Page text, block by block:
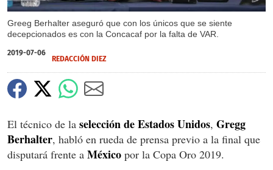
Greeg Berhalter aseguró que con los únicos que se siente
decepcionados es con la Concacaf por la falta de VAR.
2019-07-06
REDACCIÓN DIEZ
El técnico de la selección de Estados Unidos, Gregg
Berhalter, habló en rueda de prensa previo a la final que
disputará frente a México por la Copa Oro 2019.